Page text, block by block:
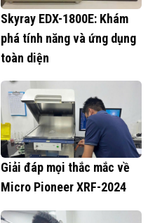
Skyray EDX-1800E: Khám
phá tính năng và ứng dụng
toàn diện
Giải đáp mọi thắc mắc về
Micro Pioneer XRF-2024